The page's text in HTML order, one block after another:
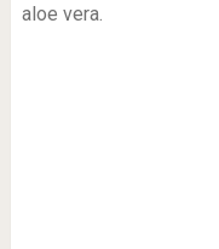
aloe vera.